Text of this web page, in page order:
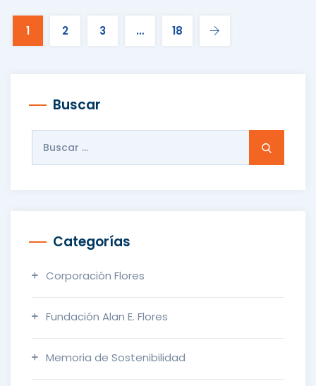
1 2 3 … 18
Buscar
Categorías
Corporación Flores
Fundación Alan E. Flores
Memoria de Sostenibilidad